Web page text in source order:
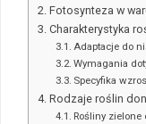
Fotosynteza w
Charakterystyka
Adaptacje do
Wymagania
Specyfika
Rodzaje roślin
Rośliny